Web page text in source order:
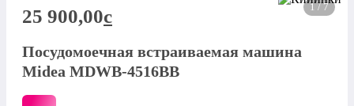
1 / 7
25 900,00c
Посудомоечная встраиваемая машина
Midea MDWB-4516BB